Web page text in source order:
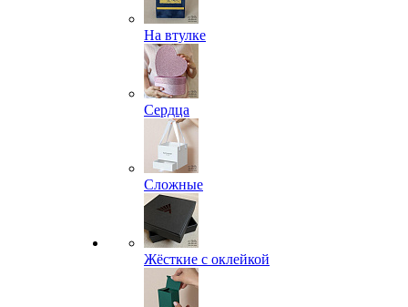
На втулке
Сердца
Сложные
Жёсткие с оклейкой